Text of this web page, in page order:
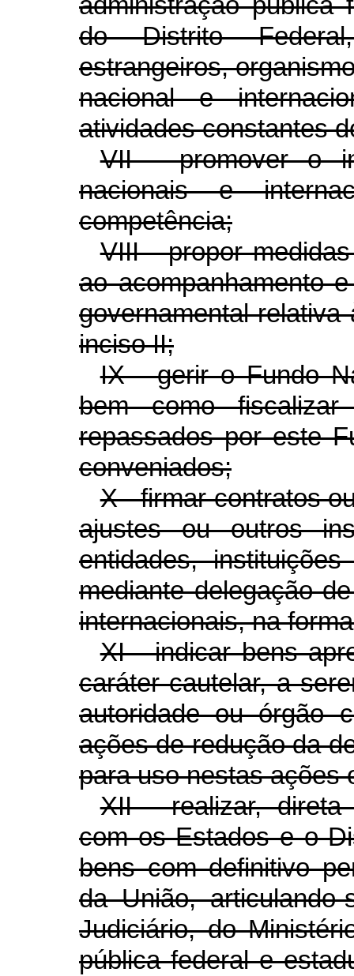
administração pública
do Distrito
estrangeiros,
nacional e
atividades constantes
VII - promover o
nacionais e
competência;
VIII - propor
ao acompanhamento
governamental
inciso II;
IX - gerir o Fundo
bem como
repassados por este
conveniados;
X - firmar contratos
ajustes ou outros
entidades,
mediante delegação
internacionais, na
XI - indicar bens
caráter cautelar, a
autoridade ou órgão
ações de redução da
para uso nestas ações
XII - realizar, direta
com os Estados e o
bens com definitivo
da União,
Judiciário, do
pública federal e